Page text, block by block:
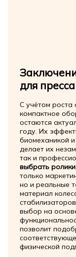
для
С учётом роста
компактное
остаются
году. Их
биомеханикой и
делает их
так и
выбрать
только
но и реальные
материал
выбор на
позволит
физической